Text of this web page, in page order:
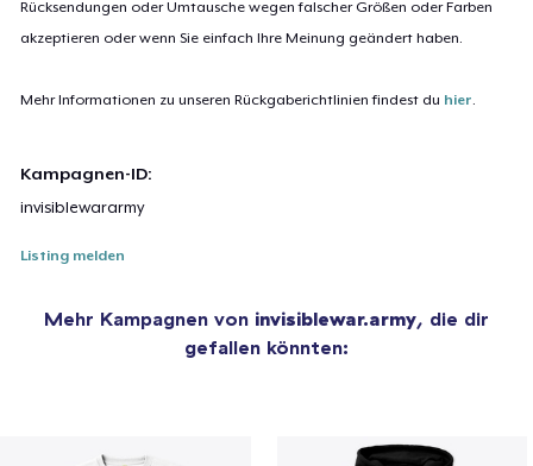
Rücksendungen oder Umtausche wegen falscher Größen oder Farben
akzeptieren oder wenn Sie einfach Ihre Meinung geändert haben.
Mehr Informationen zu unseren Rückgaberichtlinien findest du hier.
Kampagnen-ID:
invisiblewararmy
Listing melden
Mehr Kampagnen von invisiblewar.army, die dir
gefallen könnten: